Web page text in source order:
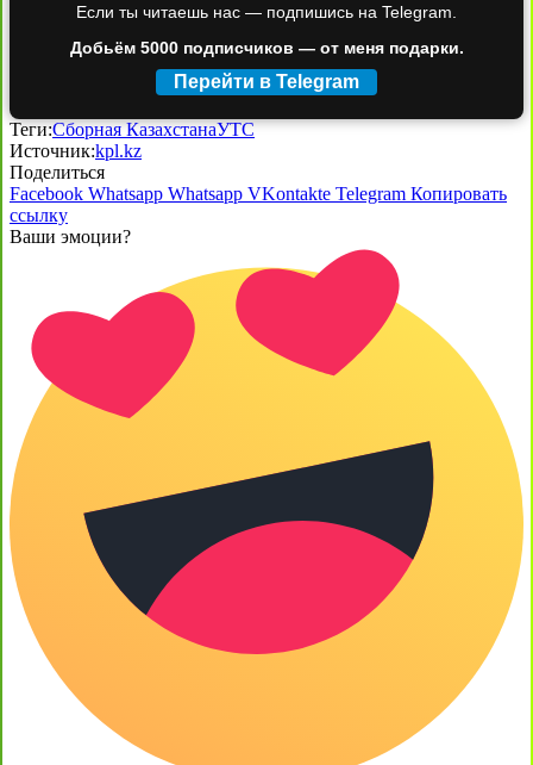
Если ты читаешь нас — подпишись на Telegram.
Добьём 5000 подписчиков — от меня подарки.
Перейти в Telegram
Теги:Сборная КазахстанаУТС
Источник:kpl.kz
Поделиться
Facebook Whatsapp Whatsapp VKontakte Telegram Копировать
ссылку
Ваши эмоции?